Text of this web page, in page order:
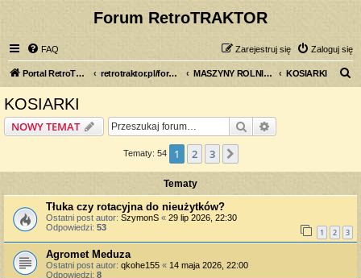
Forum RetroTRAKTOR
FAQ Zaloguj się
Zarejestruj się
Portal RetroTRAKTOR.pl retrotraktor.pl/forum MASZYNY ROLNICZE KOSIARKI
KOSIARKI
NOWY TEMAT Szukaj
Tematy: 54 1 2 3
Tematy
Tłuka czy rotacyjna do nieużytków?
Ostatni post autor: SzymonS « 29 lip 2026, 22:30
Odpowiedzi: 53 1 2 3
Agromet Meduza
Ostatni post autor: qkohe155 « 14 maja 2026, 22:00
Odpowiedzi: 8